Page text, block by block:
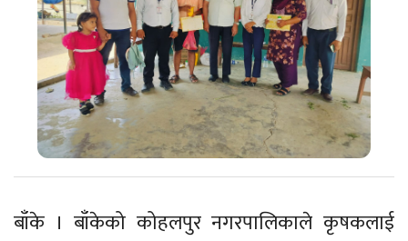
बाँके । बाँकेको कोहलपुर नगरपालिकाले कृषकलाई